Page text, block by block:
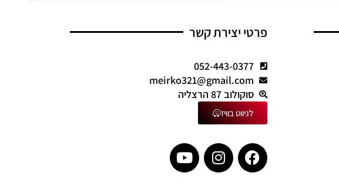
פרטי יצירת קשר
052-443-0377
meirko321@gmail.com
סוקולוב 87 הרצליה
לניווט בוויז
F
a
c
I
n
s
Y
o
u